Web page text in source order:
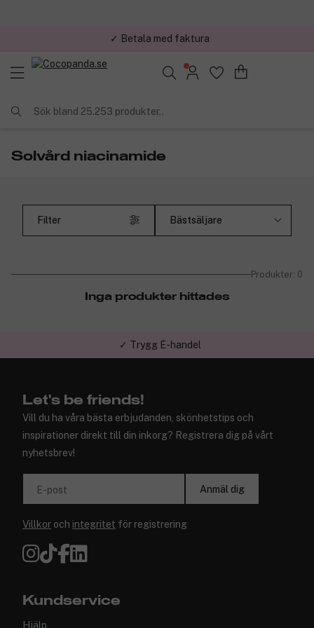
✓ Betala med faktura
Sök bland 25.253 produkter..
Solvård niacinamide
Filter
Produkter: 0
Inga produkter hittades
✓ Trygg E-handel
Let's be friends!
Vill du ha våra bästa erbjudanden, skönhetstips och
inspirationer direkt till din inkorg? Registrera dig på vårt
nyhetsbrev!
E-post Anmäl dig
Villkor och integritet för registrering
Kundservice
Hjälp